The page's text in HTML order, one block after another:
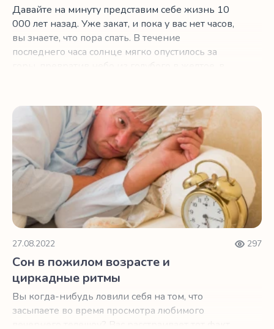
Давайте на минуту представим себе жизнь 10
000 лет назад. Уже закат, и пока у вас нет часов,
вы знаете, что пора спать. В течение
последнего часа солнце мягко опустилось за
Сон в пожилом возрасте и циркадные ритмы
27.08.2022 297
Сон в пожилом возрасте и
циркадные ритмы
Вы когда-нибудь ловили себя на том, что
засыпаете во время просмотра любимого